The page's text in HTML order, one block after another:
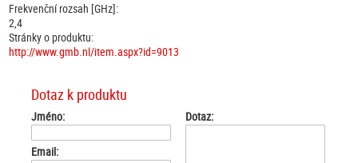
Frekvenční rozsah [GHz]:
2,4
Stránky o produktu:
http://www.gmb.nl/item.aspx?id=9013
Dotaz k produktu
Jméno:
Email:
Dotaz: